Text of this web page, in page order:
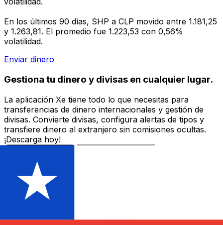
En los últimos 90 días, SHP a CLP movido entre 1.181,25
y 1.263,81. El promedio fue 1.223,53 con 0,56%
volatilidad.
Enviar dinero
Gestiona tu dinero y divisas en cualquier lugar.
La aplicación Xe tiene todo lo que necesitas para
transferencias de dinero internacionales y gestión de
divisas. Convierte divisas, configura alertas de tipos y
transfiere dinero al extranjero sin comisiones ocultas.
¡Descarga hoy!